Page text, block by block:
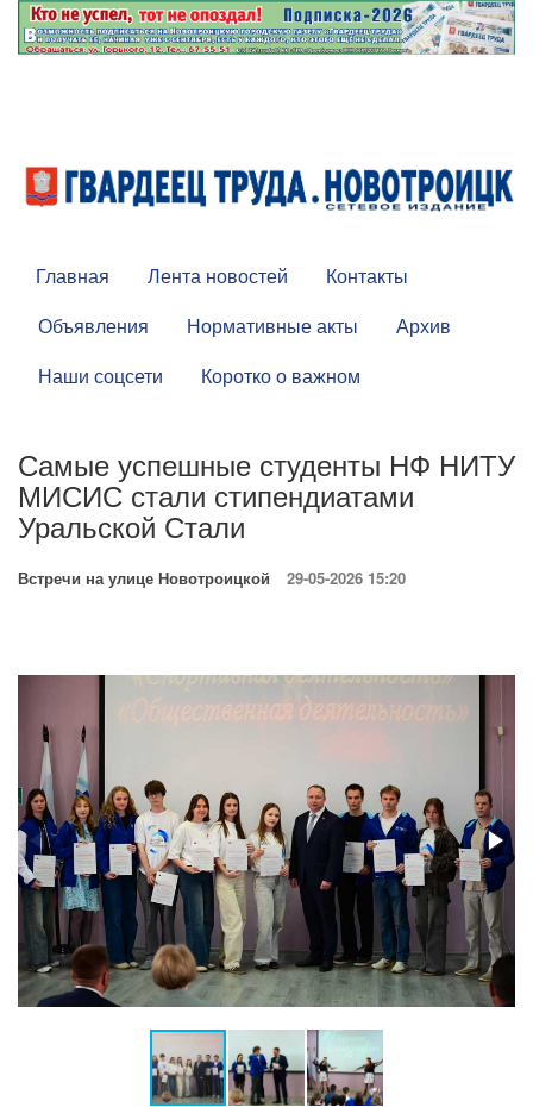
Главная Лента новостей
Контакты
Объявления
Нормативные акты
Архив
Наши соцсети
Коротко о важном
Самые успешные студенты НФ НИТУ
МИСИС стали стипендиатами
Уральской Стали
Встречи на улице Новотроицкой 29-05-2026 15:20